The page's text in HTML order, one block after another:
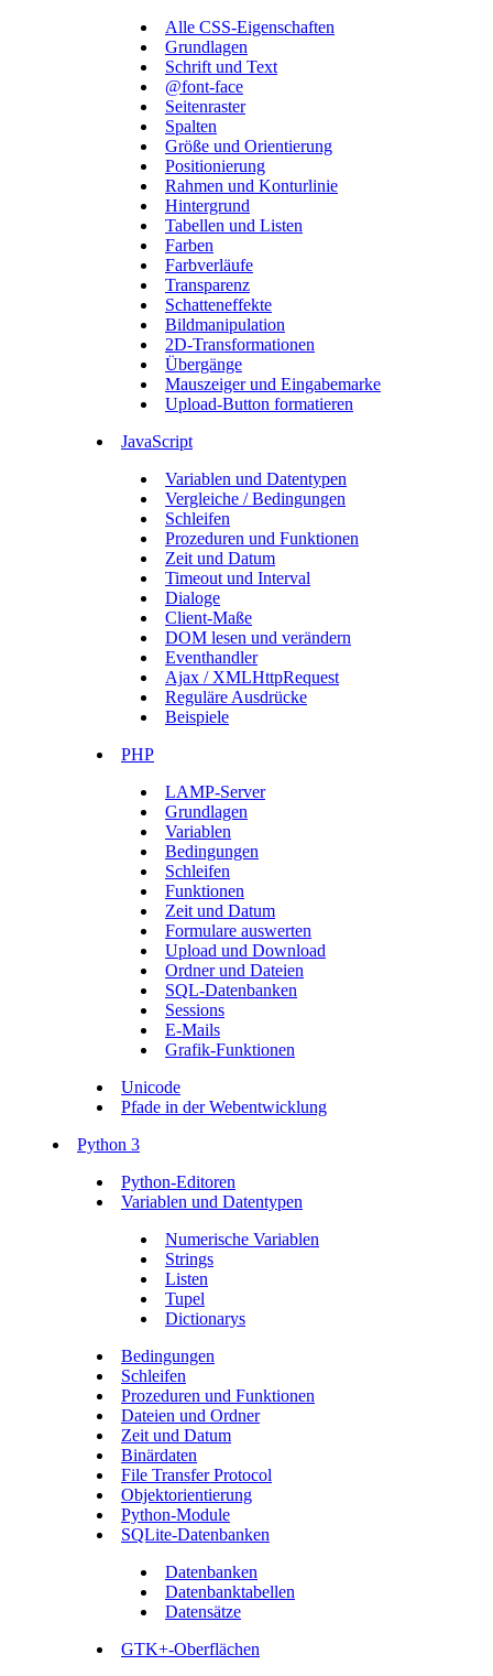
Alle CSS-Eigenschaften
Grundlagen
Schrift und Text
@font-face
Seitenraster
Spalten
Größe und Orientierung
Positionierung
Rahmen und Konturlinie
Hintergrund
Tabellen und Listen
Farben
Farbverläufe
Transparenz
Schatteneffekte
Bildmanipulation
2D-Transformationen
Übergänge
Mauszeiger und Eingabemarke
Upload-Button formatieren
JavaScript
Variablen und Datentypen
Vergleiche / Bedingungen
Schleifen
Prozeduren und Funktionen
Zeit und Datum
Timeout und Interval
Dialoge
Client-Maße
DOM lesen und verändern
Eventhandler
Ajax / XMLHttpRequest
Reguläre Ausdrücke
Beispiele
PHP
LAMP-Server
Grundlagen
Variablen
Bedingungen
Schleifen
Funktionen
Zeit und Datum
Formulare auswerten
Upload und Download
Ordner und Dateien
SQL-Datenbanken
Sessions
E-Mails
Grafik-Funktionen
Unicode
Pfade in der Webentwicklung
Python 3
Python-Editoren
Variablen und Datentypen
Numerische Variablen
Strings
Listen
Tupel
Dictionarys
Bedingungen
Schleifen
Prozeduren und Funktionen
Dateien und Ordner
Zeit und Datum
Binärdaten
File Transfer Protocol
Objektorientierung
Python-Module
SQLite-Datenbanken
Datenbanken
Datenbanktabellen
Datensätze
GTK+-Oberflächen